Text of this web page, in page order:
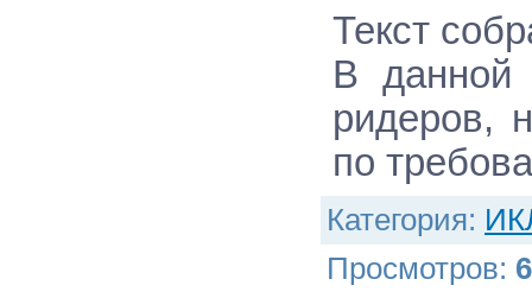
Текст
В данной
ридеров,
по
Категория:
Просмотров: